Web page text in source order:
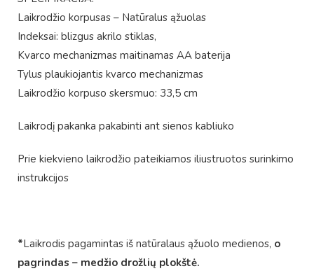
Laikrodžio korpusas – Natūralus ąžuolas
Indeksai: blizgus akrilo stiklas,
Kvarco mechanizmas maitinamas AA baterija
Tylus plaukiojantis kvarco mechanizmas
Laikrodžio korpuso skersmuo: 33,5 cm
Laikrodį pakanka pakabinti ant sienos kabliuko
Prie kiekvieno laikrodžio pateikiamos iliustruotos surinkimo
instrukcijos
*Laikrodis pagamintas iš natūralaus ąžuolo medienos, o
pagrindas – medžio drožlių plokštė.